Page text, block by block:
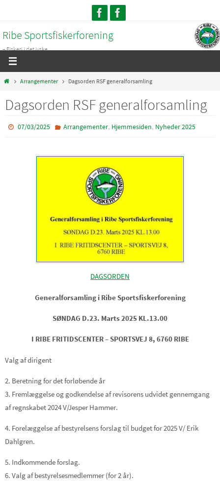
content
Ribe Sportsfiskerforening
– Fiskeri i det jyske...
HomeArrangementer Dagsorden RSF generalforsamling
Dagsorden RSF generalforsamling
07/03/2025 Arrangementer, Hjemmesiden, Nyheder 2025
DAGSORDEN
Generalforsamling i Ribe Sportsfiskerforening
SØNDAG D.23. Marts 2025 KL.13.00
I RIBE FRITIDSCENTER – SPORTSVEJ 8, 6760 RIBE
Valg af dirigent
2. Beretning for det forløbende år
3. Fremlæggelse og godkendelse afrevisorens udvidet gennemgang
afregnskabet 2024V/Jesper Hammer.
4. Forelæggelse af bestyrelsens forslag til budgetfor 2025V/ Erik
Dahlgren.
5. Indkommende forslag.
6. Valg af bestyrelsesmedlemmer (for 2 år).